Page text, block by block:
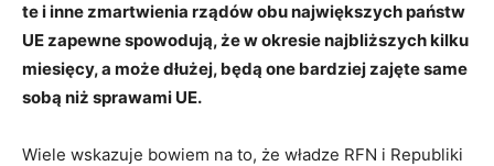
te i inne zmartwienia rządów obu największych państw
UE zapewne spowodują, że w okresie najbliższych kilku
miesięcy, a może dłużej, będą one bardziej zajęte same
sobą niż sprawami UE.
Wiele wskazuje bowiem na to, że władze RFN i Republiki